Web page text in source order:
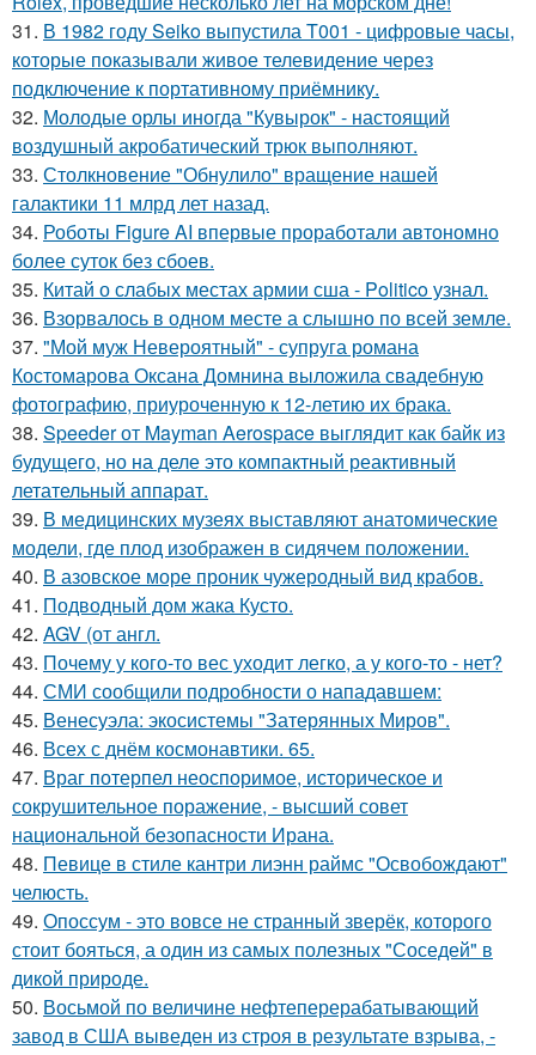
31. В 1982 году Seiko выпустила T001 - цифровые часы,
которые показывали живое телевидение через
подключение к портативному приёмнику.
32. Молодые орлы иногда "Кувырок" - настоящий
воздушный акробатический трюк выполняют.
33. Столкновение "Обнулило" вращение нашей
галактики 11 млрд лет назад.
34. Роботы Figure AI впервые проработали автономно
более суток без сбоев.
35. Китай о слабых местах армии сша - Politico узнал.
36. Взорвалось в одном месте а слышно по всей земле.
37. "Мой муж Невероятный" - супруга романа
Костомарова Оксана Домнина выложила свадебную
фотографию, приуроченную к 12-летию их брака.
38. Speeder от Mayman Aerospace выглядит как байк из
будущего, но на деле это компактный реактивный
летательный аппарат.
39. В медицинских музеях выставляют анатомические
модели, где плод изображен в сидячем положении.
40. В азовское море проник чужеродный вид крабов.
41. Подводный дом жака Кусто.
42. AGV (от англ.
43. Почему у кого-то вес уходит легко, а у кого-то - нет?
44. СМИ сообщили подробности о нападавшем:
45. Венесуэла: экосистемы "Затерянных Миров".
46. Всех с днём космонавтики. 65.
47. Враг потерпел неоспоримое, историческое и
сокрушительное поражение, - высший совет
национальной безопасности Ирана.
48. Певице в стиле кантри лиэнн раймс "Освобождают"
челюсть.
49. Опоссум - это вовсе не странный зверёк, которого
стоит бояться, а один из самых полезных "Соседей" в
дикой природе.
50. Восьмой по величине нефтеперерабатывающий
завод в США выведен из строя в результате взрыва, -